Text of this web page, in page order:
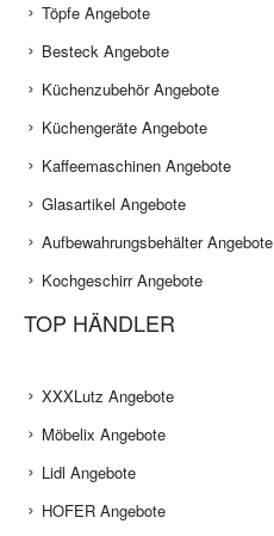
Töpfe Angebote
Besteck Angebote
Küchenzubehör Angebote
Küchengeräte Angebote
Kaffeemaschinen Angebote
Glasartikel Angebote
Aufbewahrungsbehälter Angebote
Kochgeschirr Angebote
TOP HÄNDLER
XXXLutz Angebote
Möbelix Angebote
Lidl Angebote
HOFER Angebote